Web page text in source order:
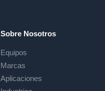
Sobre Nosotros
Equipos
Marcas
Aplicaciones